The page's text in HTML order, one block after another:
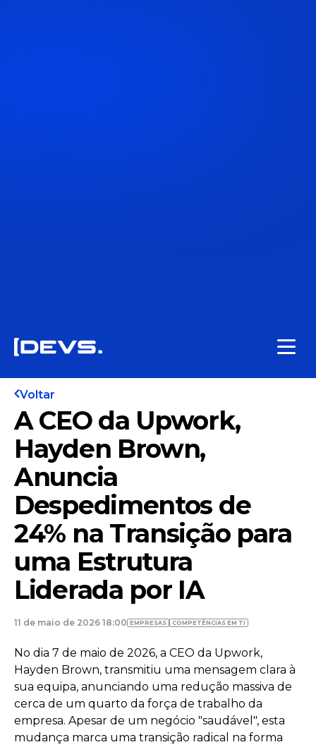
Voltar
A CEO da Upwork,
Hayden Brown,
Anuncia
Despedimentos de
24% na Transição para
uma Estrutura
Liderada por IA
11 de maio de 2026 18:00 EMPRESAS COMPETÊNCIAS EM TI
No dia 7 de maio de 2026, a CEO da Upwork,
Hayden Brown, transmitiu uma mensagem clara à
sua equipa, anunciando uma redução massiva de
cerca de um quarto da força de trabalho da
empresa. Apesar de um negócio "saudável", esta
mudança marca uma transição radical na forma